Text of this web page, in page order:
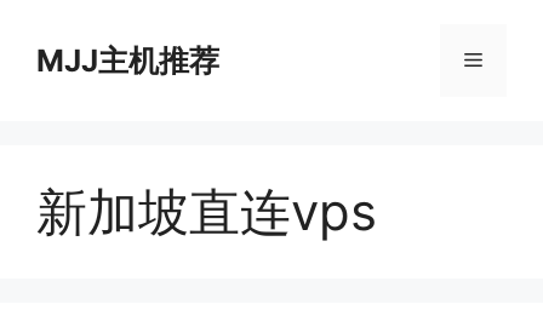
MJJ主机推荐 菜
新加坡直连vps